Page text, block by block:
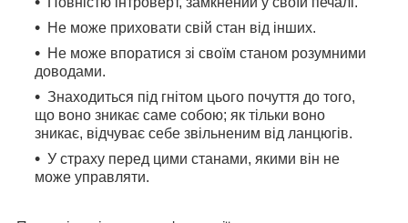
Не може приховати свій стан від інших.
Не може впоратися зі своїм станом розумними
доводами.
Знаходиться під гнітом цього почуття до того,
що воно зникає саме собою; як тільки воно
зникає, відчуває себе звільненим від ланцюгів.
У страху перед цими станами, якими він не
може управляти.